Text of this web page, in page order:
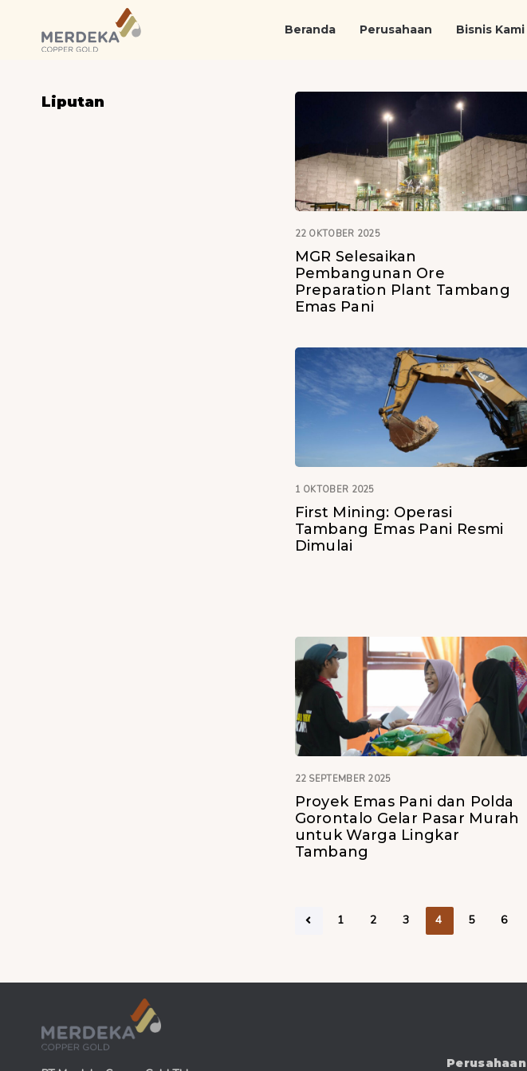
primary
Beranda Perusahaan Bisnis Kami
Liputan
22 OKTOBER 2025
MGR Selesaikan
Pembangunan Ore
Preparation Plant Tambang
Emas Pani
1 OKTOBER 2025
First Mining: Operasi
Tambang Emas Pani Resmi
Dimulai
22 SEPTEMBER 2025
Proyek Emas Pani dan Polda
Gorontalo Gelar Pasar Murah
untuk Warga Lingkar
Tambang
1 2 3 4 5 6
Perusahaan